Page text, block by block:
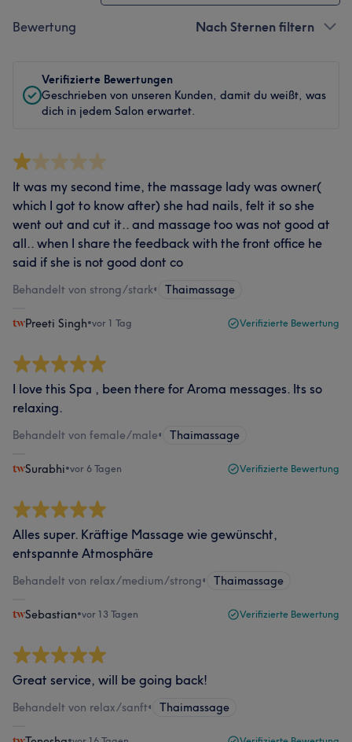
Bewertung Nach Sternen filtern
Verifizierte Bewertungen
Geschrieben von unseren Kunden, damit du weißt, was
dich in jedem Salon erwartet.
It was my second time, the massage lady was owner(
which I got to know after) she had nails, felt it so she
went out and cut it.. and massage too was not good at
all.. when I share the feedback with the front office he
said if she is not good dont co
Behandelt von strong/stark• Thaimassage
Preeti Singh•vor 1 Tag Verifizierte Bewertung
I love this Spa , been there for Aroma messages. Its so
relaxing.
Behandelt von female/male• Thaimassage
Surabhi•vor 6 Tagen Verifizierte Bewertung
Alles super. Kräftige Massage wie gewünscht,
entspannte Atmosphäre
Behandelt von relax/medium/strong• Thaimassage
Sebastian•vor 13 Tagen Verifizierte Bewertung
Great service, will be going back!
Behandelt von relax/sanft• Thaimassage